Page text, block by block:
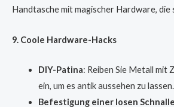
Handtasche mit magischer Hardware, die
9. Coole Hardware-Hacks
DIY-Patina: Reiben Sie Metall mit
ein, um es antik aussehen zu lassen.
Befestigung einer losen Schnalle